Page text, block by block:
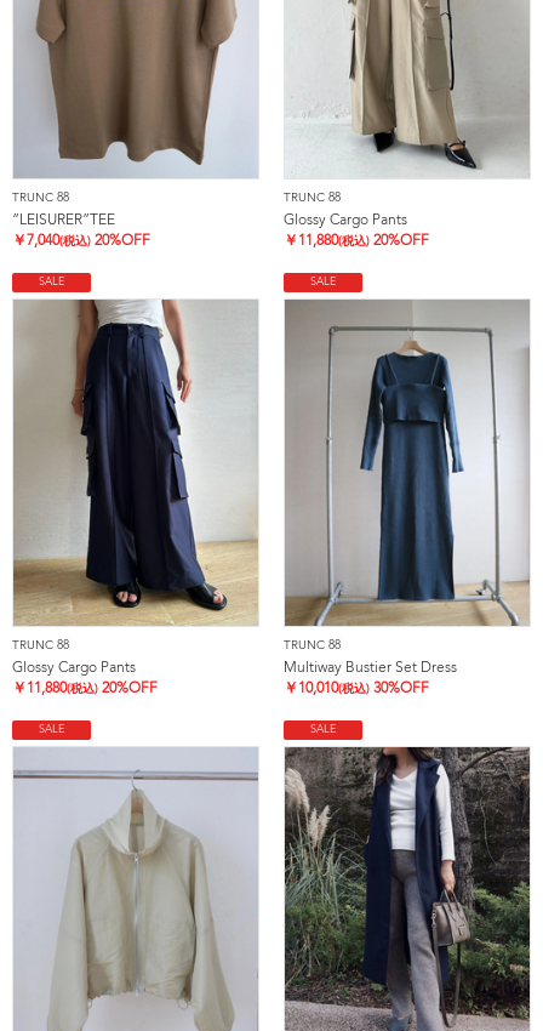
TRUNC 88
”LEISURER”TEE
￥ 7,040(税込) 20%OFF
TRUNC 88
Glossy Cargo Pants
￥ 11,880(税込) 20%OFF
SALE
TRUNC 88
Glossy Cargo Pants
￥ 11,880(税込) 20%OFF
SALE
TRUNC 88
Multiway Bustier Set Dress
￥ 10,010(税込) 30%OFF
SALE SALE